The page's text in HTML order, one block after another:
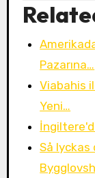
Pazarına…
Viabahis
Yeni…
Så lyckas